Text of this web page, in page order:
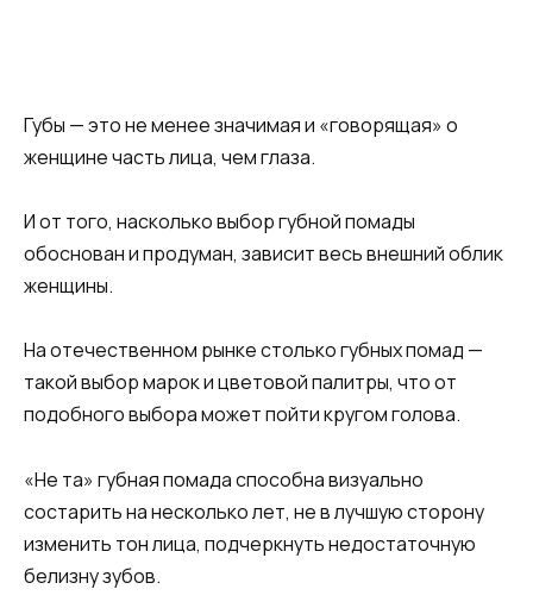
Губы — это не менее значимая и «говорящая» о
женщине часть лица, чем глаза.
И от того, насколько выбор губной помады
обоснован и продуман, зависит весь внешний облик
женщины.
На отечественном рынке столько губных помад —
такой выбор марок и цветовой палитры, что от
подобного выбора может пойти кругом голова.
«Не та» губная помада способна визуально
состарить на несколько лет, не в лучшую сторону
изменить тон лица, подчеркнуть недостаточную
белизну зубов.